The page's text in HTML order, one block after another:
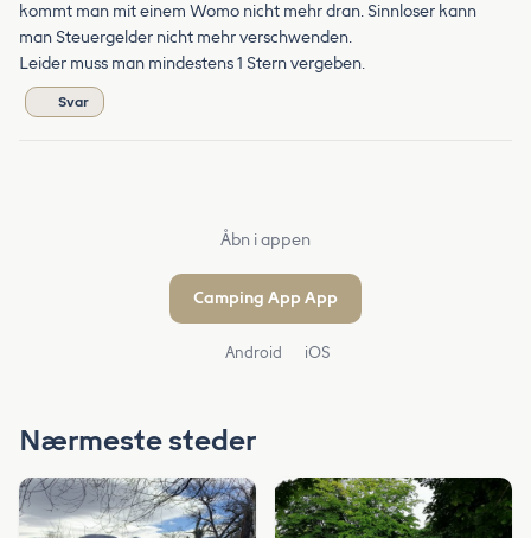
kommt man mit einem Womo nicht mehr dran. Sinnloser kann
man Steuergelder nicht mehr verschwenden.
Leider muss man mindestens 1 Stern vergeben.
Svar
Åbn i appen
Camping App App
Android iOS
Nærmeste steder